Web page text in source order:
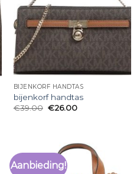
BIJENKORF HANDTAS
bijenkorf handtas
€39.00 €26.00
Aanbieding!